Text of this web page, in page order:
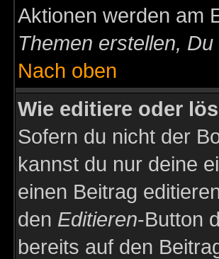
Aktionen werden am
Themen erstellen,
Nach oben
Wie editiere oder
Sofern du nicht der
kannst du nur deine
einen Beitrag
den Editieren-Button
bereits auf den